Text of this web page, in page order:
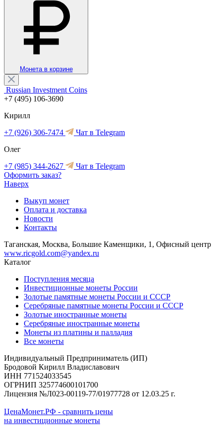
Монета в корзине
Russian Investment Coins
+7 (495) 106-3690
Кирилл
+7 (926) 306-7474
Чат в Telegram
Олег
+7 (985) 344-2627
Чат в Telegram
Оформить заказ?
Наверх
Выкуп монет
Оплата и доставка
Новости
Контакты
Таганская, Москва, Большие Каменщики, 1, Офисный центр
www.ricgold.com@yandex.ru
Каталог
Поступления месяца
Инвестиционные монеты России
Золотые памятные монеты России и СССР
Серебряные памятные монеты России и СССР
Золотые иностранные монеты
Серебряные иностранные монеты
Монеты из платины и палладия
Все монеты
Индивидуальный Предприниматель (ИП)
Бродовой Кирилл Владиславович
ИНН 771524033545
ОГРНИП 325774600101700
Лицензия №Л023-00119-77/01977728 от 12.03.25 г.
ЦенаМонет.РФ - сравнить цены
на инвестиционные монеты